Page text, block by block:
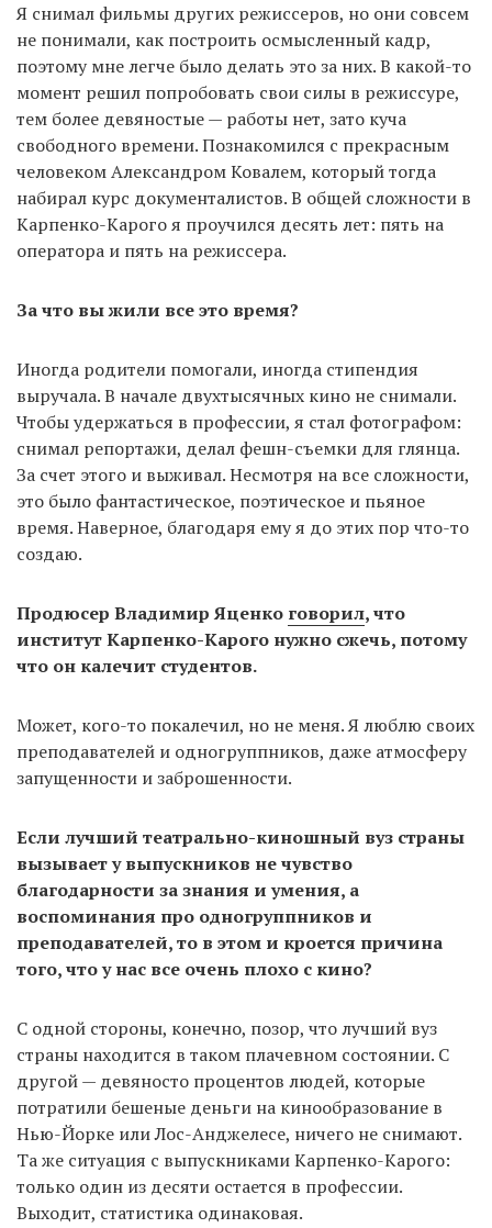
Я снимал фильмы других режиссеров, но они совсем
не понимали, как построить осмысленный кадр,
поэтому мне легче было делать это за них. В какой-то
момент решил попробовать свои силы в режиссуре,
тем более девяностые — работы нет, зато куча
свободного времени. Познакомился с прекрасным
человеком Александром Ковалем, который тогда
набирал курс документалистов. В общей сложности в
Карпенко-Карого я проучился десять лет: пять на
оператора и пять на режиссера.
За что вы жили все это время?
Иногда родители помогали, иногда стипендия
выручала. В начале двухтысячных кино не снимали.
Чтобы удержаться в профессии, я стал фотографом:
снимал репортажи, делал фешн-съемки для глянца.
За счет этого и выживал. Несмотря на все сложности,
это было фантастическое, поэтическое и пьяное
время. Наверное, благодаря ему я до этих пор что-то
создаю.
Продюсер Владимир Яценко говорил, что
институт Карпенко-Карого нужно сжечь, потому
что он калечит студентов.
Может, кого-то покалечил, но не меня. Я люблю своих
преподавателей и одногруппников, даже атмосферу
запущенности и заброшенности.
Если лучший театрально-киношный вуз страны
вызывает у выпускников не чувство
благодарности за знания и умения, а
воспоминания про одногруппников и
преподавателей, то в этом и кроется причина
того, что у нас все очень плохо с кино?
С одной стороны, конечно, позор, что лучший вуз
страны находится в таком плачевном состоянии. С
другой — девяносто процентов людей, которые
потратили бешеные деньги на кинообразование в
Нью-Йорке или Лос-Анджелесе, ничего не снимают.
Та же ситуация с выпускниками Карпенко-Карого:
только один из десяти остается в профессии.
Выходит, статистика одинаковая.